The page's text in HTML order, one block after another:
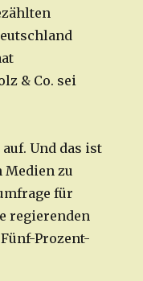
& Co. sei
Und das ist
zu
für
regierenden
Prozent-